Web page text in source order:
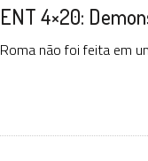
ENT 4×20:
Roma não foi feita em